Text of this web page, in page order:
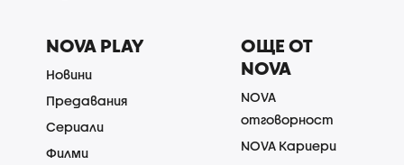
NOVA PLAY
Новини
Предавания
Сериали
Филми
ОЩЕ ОТ
NOVA
NOVA
отговорност
NOVA Кариери